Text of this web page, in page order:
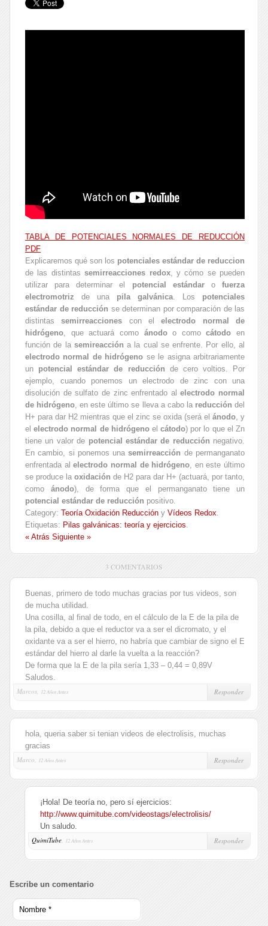
TABLA DE POTENCIALES NORMALES DE REDUCCIÓN
PDF
Explicaremos qué son los potenciales estándar de reduccion
de las distintassemirreacciones redox, y cómo se pueden
utilizar para determinar el potencial estándarofuerza
electromotriz de una pila galvánica. Los potenciales
estándar de reducción se determinan por comparación de las
distintassemirreacciones con elelectrodo normal de
hidrógeno, que actuará como ánodoo comocátodo en
función de la semireacción a la cual se enfrente. Por ello, al
electrodo normal de hidrógeno se le asigna arbitrariamente
un potencial estándar de reducción de cero voltios. Por
ejemplo, cuando ponemos un electrodo de zinc con una
disolución de sulfato de zinc enfrentado alelectrodo normal
de hidrógeno, en este último se lleva a cabo la reducción del
H+ para dar H2 mientras que el zinc se oxida (será el ánodo, y
elelectrodo normal de hidrógenoelcátodo) por lo que el Zn
tiene un valor de potencial estándar de reducción negativo.
En cambio, si ponemos unasemirreacción de permanganato
enfrentada alelectrodo normal de hidrógeno, en este último
se produce la oxidación de H2 para dar H+ (actuará, por tanto,
como ánodo), de forma que el permanganato tiene un
potencial estándar de reducción positivo.
Category: Teoría Oxidación Reducción y Vídeos Redox.
Etiquetas: Pilas galvánicas: teoría y ejercicios.
« Atrás Siguiente »
3 COMENTARIOS
Buenas, primero de todo muchas gracias por tus videos, son
de mucha utilidad.
Una cosilla, al final de todo, en el cálculo de la E de la pila de
la pila, debido a que el reductor va a ser el dicromato, y el
oxidante va a ser el hierro, no habría que cambiar de signo el E
estándar del hierro al darle la vuelta a la reacción?
De forma que la E de la pila sería 1,33 – 0,44 = 0,89V
Saludos.
Marcos,
12 Años Antes Responder
hola, queria saber si tenian videos de electrolisis, muchas
gracias
Marco,
12 Años Antes Responder
¡Hola! De teoría no, pero sí ejercicios:
http://www.quimitube.com/videostags/electrolisis/
Un saludo.
QuimiTube, 12 Años Antes Responder
Escribe un comentario